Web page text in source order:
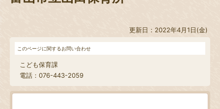
更新日：2022年4月1日(金)
このページに関するお問い合わせ
こども保育課
電話：076-443-2059